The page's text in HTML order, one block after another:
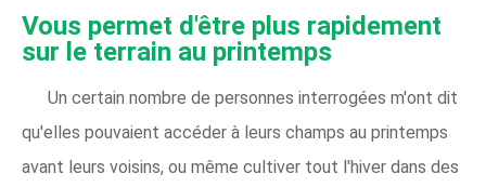
Vous permet d'être plus rapidement
sur le terrain au printemps
Un certain nombre de personnes interrogées m'ont dit
qu'elles pouvaient accéder à leurs champs au printemps
avant leurs voisins, ou même cultiver tout l'hiver dans des